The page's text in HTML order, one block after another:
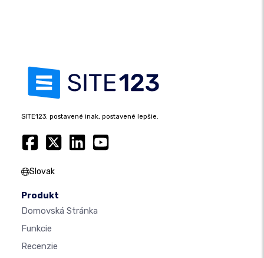
SITE123: postavené inak, postavené lepšie.
Slovak
Produkt
Domovská Stránka
Funkcie
Recenzie